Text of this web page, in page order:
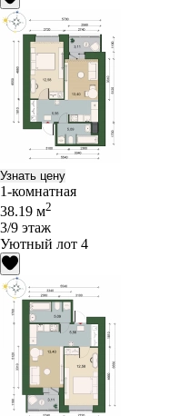
Узнать цену
1-комнатная
38.19 м2
3/9 этаж
Уютный лот 4